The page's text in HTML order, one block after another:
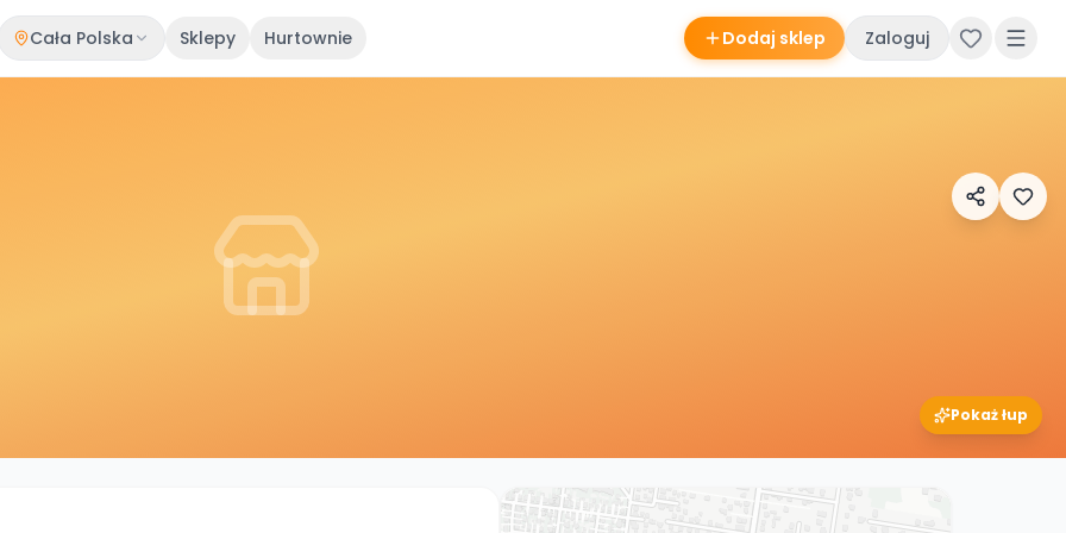
Cała Polska Sklepy Hurtownie Dodaj sklep Zaloguj
Pokaż łup